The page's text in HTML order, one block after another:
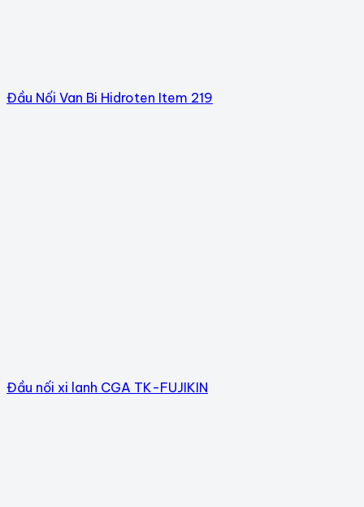
Đầu Nối Van Bi Hidroten Item 219
Đầu nối xi lanh CGA TK-FUJIKIN